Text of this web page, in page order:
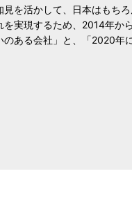
を活かして、日本はもち
実現するため、2014年か
ある会社」と、「2020年